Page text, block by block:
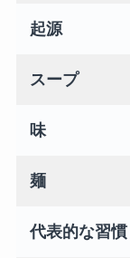
起源
スープ
味
麺
代表的な習慣